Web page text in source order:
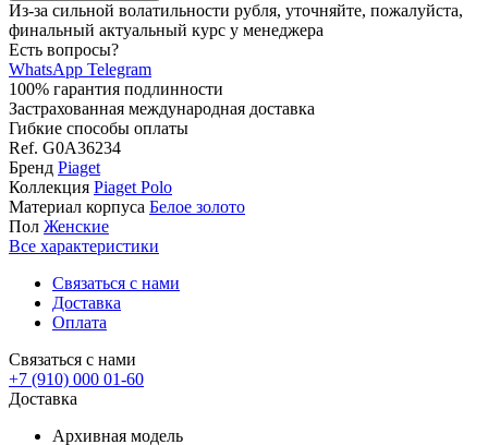
Из-за сильной волатильности рубля, уточняйте, пожалуйста,
финальный актуальный курс у менеджера
Есть вопросы?
WhatsApp Telegram
100% гарантия подлинности
Застрахованная международная доставка
Гибкие способы оплаты
Ref. G0A36234
Бренд Piaget
Коллекция Piaget Polo
Материал корпуса Белое золото
Пол Женские
Все характеристики
Связаться с нами
Доставка
Оплата
Связаться с нами
+7 (910) 000 01-60
Доставка
Архивная модель